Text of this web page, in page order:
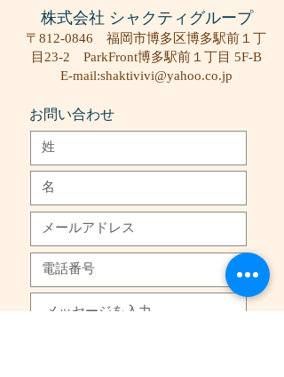
株式会社 シャクティグループ
〒812-0846 福岡市博多区博多駅前１丁
目23-2 ParkFront博多駅前１丁目 5F-B
E-mail:shaktivivi@yahoo.co.jp
お問い合わせ